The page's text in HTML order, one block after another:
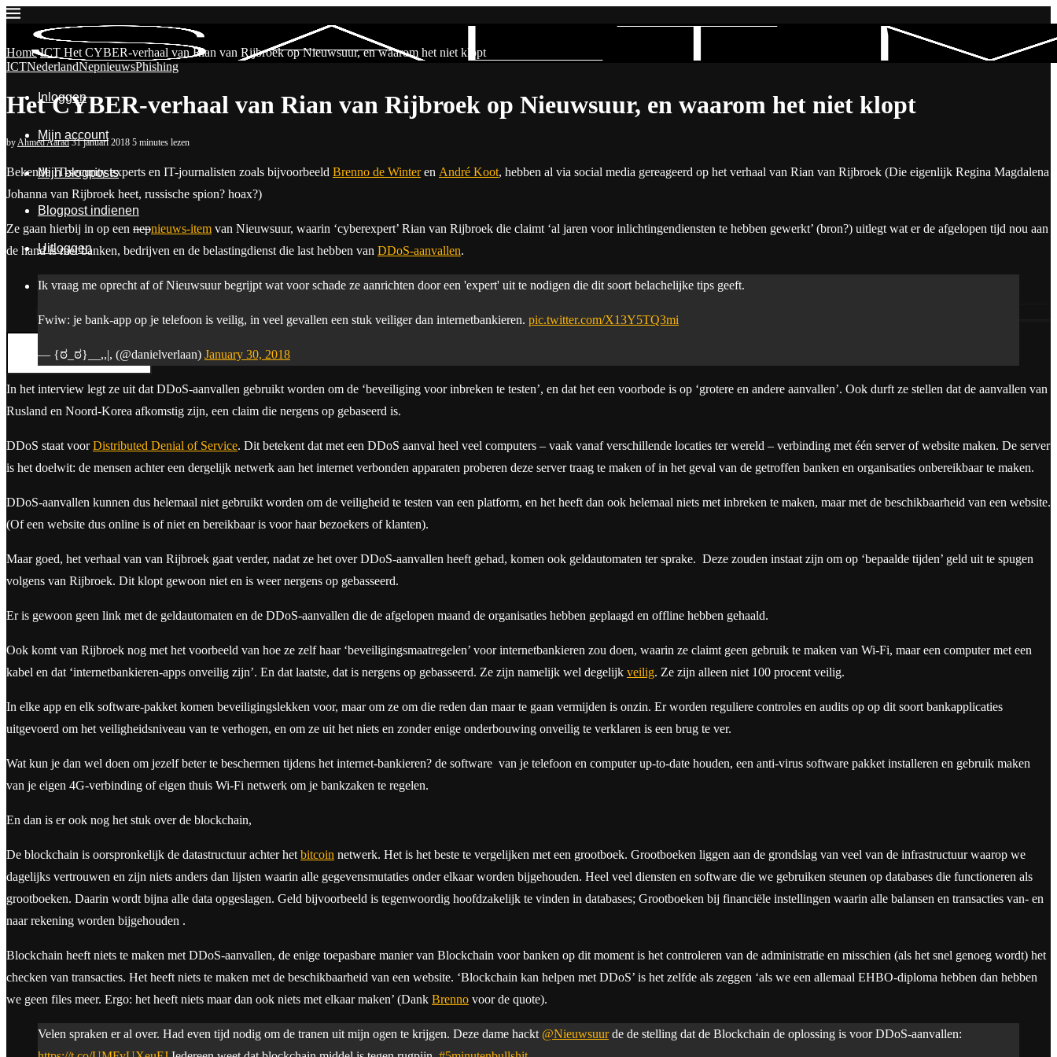
Inloggen
Mijn account
Mijn blogposts
Blogpost indienen
Uitloggen
Contact & Over Ons
Search
Home ICT Het CYBER-verhaal van Rian van Rijbroek op Nieuwsuur, en waarom het niet klopt
ICTNederlandNepnieuwsPhishing
Het CYBER-verhaal van Rian van Rijbroek op Nieuwsuur, en waarom het niet klopt
byAhmed Aarad 31 januari 2018 5 minutes lezen
Bekende IT-security experts en IT-journalisten zoals bijvoorbeeld Brenno de Winteren André Koot, hebben al via social media gereageerd op het verhaal van Rian van Rijbroek (Die eigenlijk Regina Magdalena
Johanna van Rijbroek heet, russische spion? hoax?)
Ze gaan hierbij in op een nepnieuws-item van Nieuwsuur, waarin ‘cyberexpert’ Rian van Rijbroek die claimt ‘al jaren voor inlichtingendiensten te hebben gewerkt’ (bron?) uitlegt wat er de afgelopen tijd nou aan
de hand is met banken, bedrijven en de belastingdienst die last hebben van DDoS-aanvallen.
Ik vraag me oprecht af of Nieuwsuur begrijpt wat voor schade ze aanrichten door een 'expert' uit te nodigen die dit soort belachelijke tips geeft.
Fwiw: je bank-app op je telefoon is veilig, in veel gevallen een stuk veiliger dan internetbankieren. pic.twitter.com/X13Y5TQ3mi
— {ಠ_ಠ}__,,|, (@danielverlaan) January 30, 2018
In het interview legt ze uit dat DDoS-aanvallen gebruikt worden om de ‘beveiliging voor inbreken te testen’, en dat het een voorbode is op ‘grotere en andere aanvallen’. Ook durft ze stellen dat de aanvallen van
Rusland en Noord-Korea afkomstig zijn, een claim die nergens op gebaseerd is.
DDoS staat voorDistributed Denial of Service. Dit betekent dat met een DDoS aanval heel veel computers – vaak vanaf verschillende locaties ter wereld – verbinding met één server of website maken. De server
is het doelwit: de mensen achter een dergelijk netwerk aan het internet verbonden apparaten proberen deze server traag te maken of in het geval van de getroffen banken en organisaties onbereikbaar te maken.
DDoS-aanvallen kunnen dus helemaal niet gebruikt worden om de veiligheid te testen van een platform, en het heeft dan ook helemaal niets met inbreken te maken, maar met de beschikbaarheid van een website.
(Of een website dus online is of niet en bereikbaar is voor haar bezoekers of klanten).
Maar goed, het verhaal van van Rijbroek gaat verder, nadat ze het over DDoS-aanvallen heeft gehad, komen ook geldautomaten ter sprake. Deze zouden instaat zijn om op ‘bepaalde tijden’ geld uit te spugen
volgens van Rijbroek. Dit klopt gewoon niet en is weer nergens op gebasseerd.
Er is gewoon geen link met de geldautomaten en de DDoS-aanvallen die de afgelopen maand de organisaties hebben geplaagd en offline hebben gehaald.
Ook komt van Rijbroek nog met het voorbeeld van hoe ze zelf haar ‘beveiligingsmaatregelen’ voor internetbankieren zou doen, waarin ze claimt geen gebruik te maken van Wi-Fi, maar een computer met een
kabel en dat ‘internetbankieren-apps onveilig zijn’. En dat laatste, dat is nergens op gebasseerd. Ze zijn namelijk wel degelijk veilig. Ze zijn alleen niet 100 procent veilig.
In elke app en elk software-pakket komen beveiligingslekken voor, maar om ze om die reden dan maar te gaan vermijden is onzin. Er worden reguliere controles en audits op op dit soort bankapplicaties
uitgevoerd om het veiligheidsniveau van te verhogen, en om ze uit het niets en zonder enige onderbouwing onveilig te verklaren is een brug te ver.
Wat kun je dan wel doen om jezelf beter te beschermen tijdens het internet-bankieren? de software van je telefoon en computer up-to-date houden, een anti-virus software pakket installeren en gebruik maken
van je eigen 4G-verbinding of eigen thuis Wi-Fi netwerk om je bankzaken te regelen.
En dan is er ook nog het stuk over de blockchain,
De blockchain is oorspronkelijk de datastructuur achter het bitcoin netwerk. Het is het beste te vergelijken met een grootboek. Grootboeken liggen aan de grondslag van veel van de infrastructuur waarop we
dagelijks vertrouwen en zijn niets anders dan lijsten waarin alle gegevensmutaties onder elkaar worden bijgehouden. Heel veel diensten en software die we gebruiken steunen op databases die functioneren als
grootboeken. Daarin wordt bijna alle data opgeslagen. Geld bijvoorbeeld is tegenwoordig hoofdzakelijk te vinden in databases; Grootboeken bij financiële instellingen waarin alle balansen en transacties van- en
naar rekening worden bijgehouden .
Blockchain heeft niets te maken met DDoS-aanvallen, de enige toepasbare manier van Blockchain voor banken op dit moment is het controleren van de administratie en misschien (als het snel genoeg wordt) het
checken van transacties. Het heeft niets te maken met de beschikbaarheid van een website. ‘Blockchain kan helpen met DDoS’ is het zelfde als zeggen ‘als we een allemaal EHBO-diploma hebben dan hebben
we geen files meer. Ergo: het heeft niets maar dan ook niets met elkaar maken’ (Dank Brenno voor de quote).
Velen spraken er al over. Had even tijd nodig om de tranen uit mijn ogen te krijgen. Deze dame hackt @Nieuwsuurde de stelling dat de Blockchain de oplossing is voor DDoS-aanvallen: